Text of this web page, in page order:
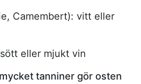
Camembert): vitt eller
eller mjukt vin
tanniner gör osten